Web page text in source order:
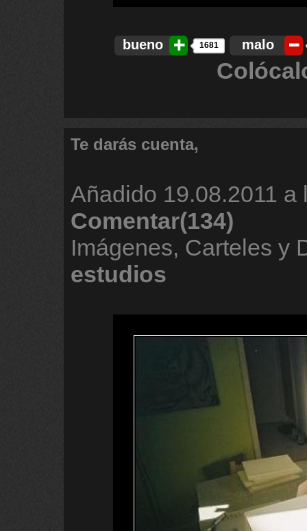
bueno 1681 malo
Te darás cuenta,
Añadido 19.08.2011 a
Comentar(134)
Imágenes, Carteles y
estudios